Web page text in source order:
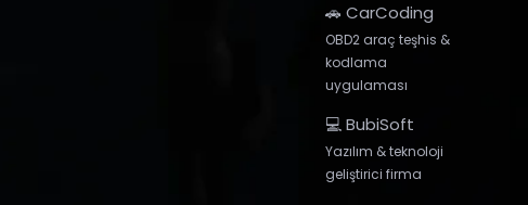
🚗 CarCoding
OBD2 araç teşhis &
kodlama
uygulaması
💻 BubiSoft
Yazılım & teknoloji
geliştirici firma